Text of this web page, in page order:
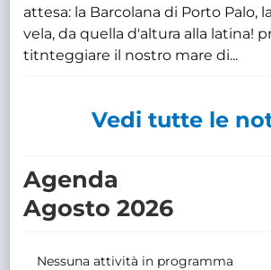
attesa: la Barcolana di Porto Palo,
vela, da quella d'altura alla latina!
titnteggiare il nostro mare di...
Vedi tutte le
Agenda
Agosto 2026
Nessuna attività in programma